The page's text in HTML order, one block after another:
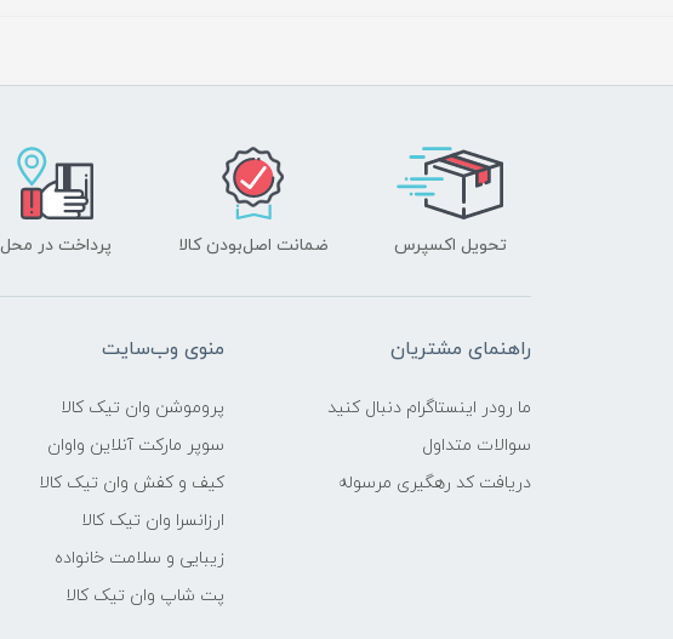
تحویل اکسپرس ضمانت اصل‌بودن کالا پرداخت در محل
راهنمای مشتریان
ما رودر اینستاگرام دنبال کنید
سوالات متداول
دریافت کد رهگیری مرسوله
منوی وب‌سایت
پروموشن وان تیک کالا
سوپر مارکت آنلاین واوان
کیف و کفش وان تیک کالا
ارزانسرا وان تیک کالا
زیبایی و سلامت خانواده
پت شاپ وان تیک کالا